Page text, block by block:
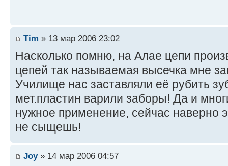
Tim » 13 мар 2006 23:02
Насколько помню, на Алае цепи
цепей так называемая высечка мне
Училище нас заставляли её рубить
мет.пластин варили заборы! Да и
нужное применение, сейчас наверно
не сыщешь!
Joy» 14 мар 2006 04:57